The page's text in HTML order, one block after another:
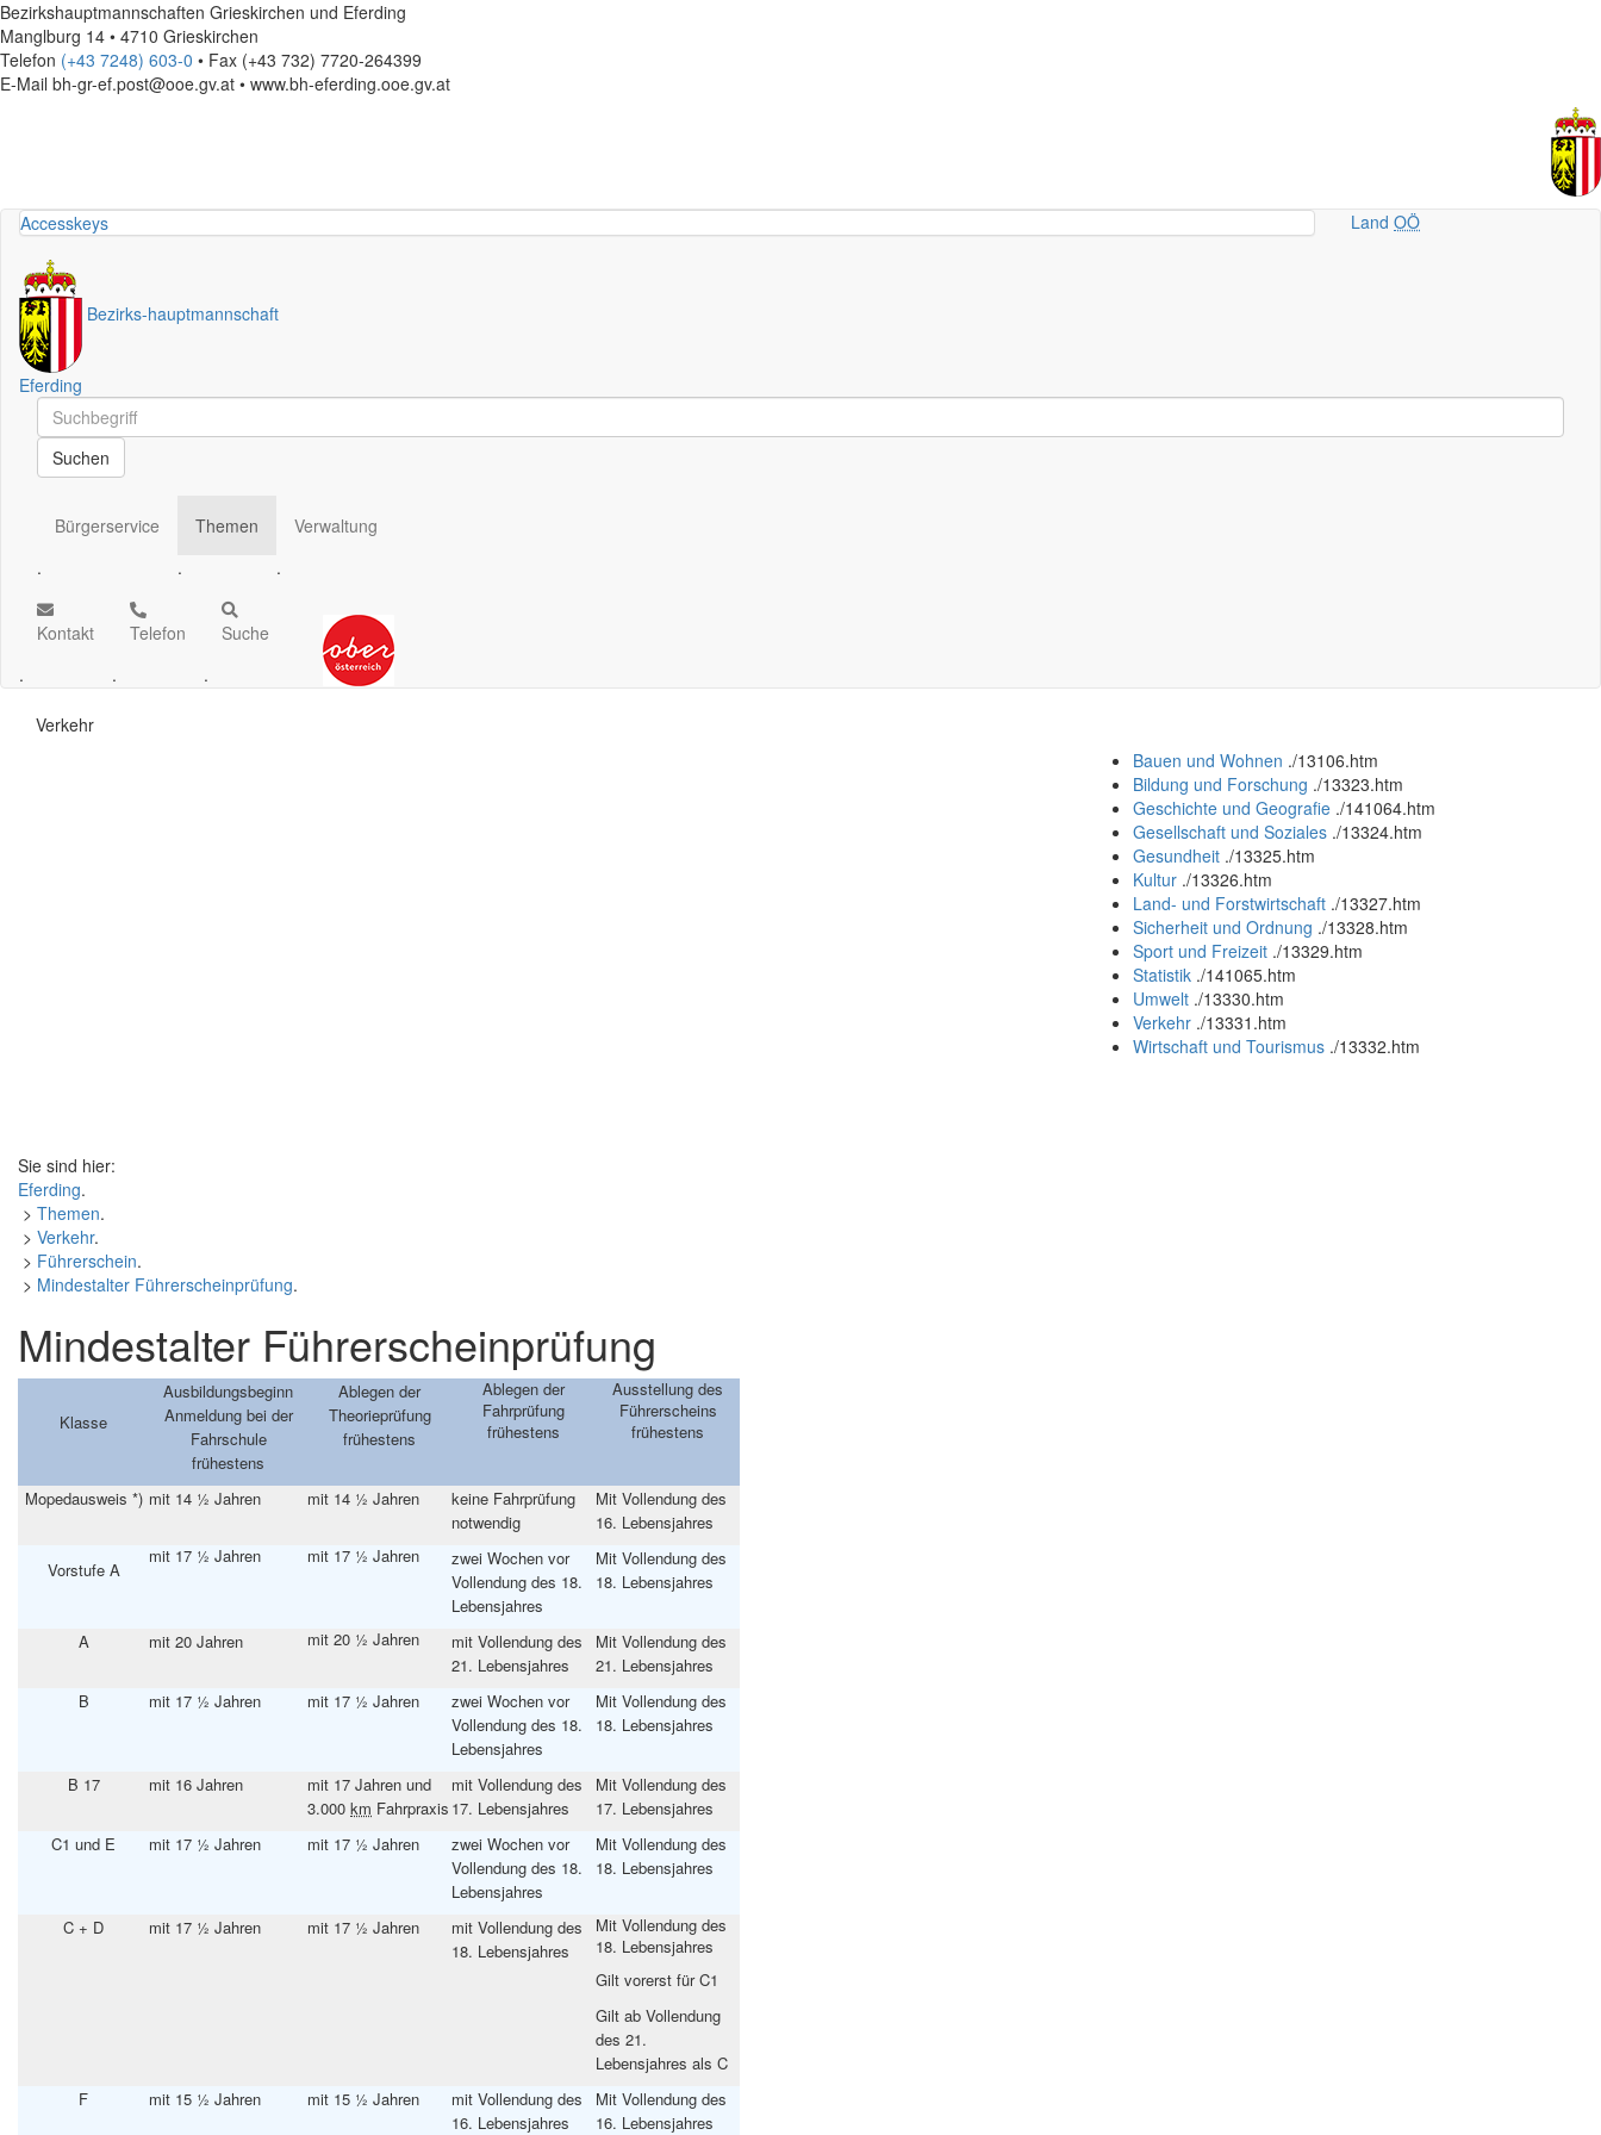
Bezirkshauptmannschaften Grieskirchen und Eferding
Manglburg 14 • 4710 Grieskirchen
Telefon (+43 7248) 603-0 • Fax (+43 732) 7720-264399
E-Mail bh-gr-ef.post@ooe.gv.at • www.bh-eferding.ooe.gv.at
Accesskeys LandOÖ
Bezirks-hauptmannschaft
Eferding
Schnellsuche
Schnellsuche
Suchen
Bürgerservice
.
Themen
.
Verwaltung
.
Kontakt
.
Telefon
.
Suche
.
Verkehr
Bauen und Wohnen ./13106.htm
Bildung und Forschung ./13323.htm
Geschichte und Geografie ./141064.htm
Gesellschaft und Soziales ./13324.htm
Gesundheit ./13325.htm
Kultur ./13326.htm
Land- und Forstwirtschaft ./13327.htm
Sicherheit und Ordnung ./13328.htm
Sport und Freizeit ./13329.htm
Statistik ./141065.htm
Umwelt ./13330.htm
Verkehr ./13331.htm
Wirtschaft und Tourismus ./13332.htm
Sie sind hier:
Eferding.
> Themen.
> Verkehr.
> Führerschein.
> Mindestalter Führerscheinprüfung.
Mindestalter Führerscheinprüfung
Klasse
Ausbildungsbeginn
Anmeldung bei der
Fahrschule
frühestens
Ablegen der
Theorieprüfung
frühestens
Ablegen der
Fahrprüfung
frühestens
Ausstellung des
Führerscheins
frühestens
Mopedausweis *) mit 14 ½ Jahren mit 14 ½ Jahren
keine Fahrprüfung
notwendig
Mit Vollendung des
16. Lebensjahres
Vorstufe A
mit 17 ½ Jahren mit 17 ½ Jahren
zwei Wochen vor
Vollendung des 18.
Lebensjahres
Mit Vollendung des
18. Lebensjahres
A mit 20 Jahren mit 20 ½ Jahren
mit Vollendung des
21. Lebensjahres
Mit Vollendung des
21. Lebensjahres
B
mit 17 ½ Jahren mit 17 ½ Jahren
zwei Wochen vor
Vollendung des 18.
Lebensjahres
Mit Vollendung des
18. Lebensjahres
B 17 mit 16 Jahren
mit 17 Jahren und
3.000 km Fahrpraxis
mit Vollendung des
17. Lebensjahres
Mit Vollendung des
17. Lebensjahres
C1 und E
mit 17 ½ Jahren mit 17 ½ Jahren
zwei Wochen vor
Vollendung des 18.
Lebensjahres
Mit Vollendung des
18. Lebensjahres
C + D mit 17 ½ Jahren mit 17 ½ Jahren
mit Vollendung des
18. Lebensjahres
Mit Vollendung des
18. Lebensjahres
Gilt vorerst für C1
Gilt ab Vollendung
des 21.
Lebensjahres als C
F
mit 15 ½ Jahren mit 15 ½ Jahren
mit Vollendung des
16. Lebensjahres
Mit Vollendung des
16. Lebensjahres